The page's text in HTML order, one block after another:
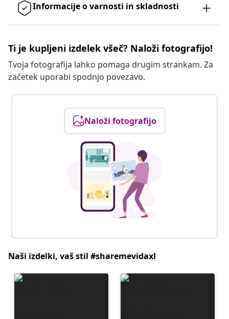
Informacije o varnosti in skladnosti
Ti je kupljeni izdelek všeč? Naloži fotografijo!
Tvoja fotografija lahko pomaga drugim strankam. Za
začetek uporabi spodnjo povezavo.
Naloži fotografijo
Naši izdelki, vaš stil #sharemevidaxl